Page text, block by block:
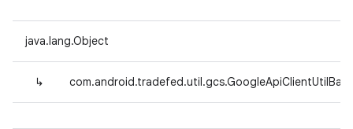
java.lang.Object
↳ com.android.tradefed.util.gcs.GoogleApiClientUtilBase